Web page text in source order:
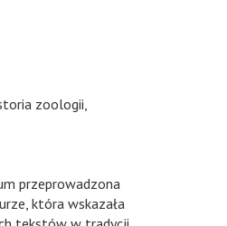
zoologii,
przeprowadzona
która wskazała